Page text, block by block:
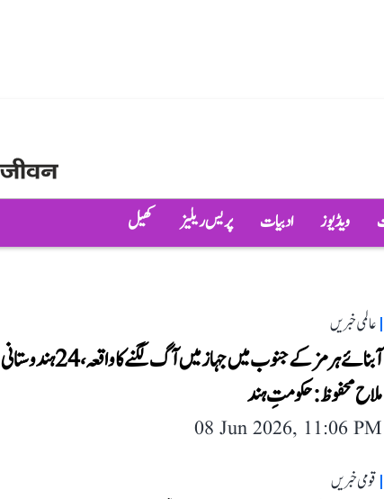
ویڈیوز ادبیات پریس ریلیز کھیل
عالمی خبریں
آبنائے ہرمز کے جنوب میں جہاز میں آگ لگنے کا واقعہ، 24 ہندوستانی
ملاح محفوظ: حکومتِ ہند
08 Jun 2026, 11:06 PM
قومی خبریں